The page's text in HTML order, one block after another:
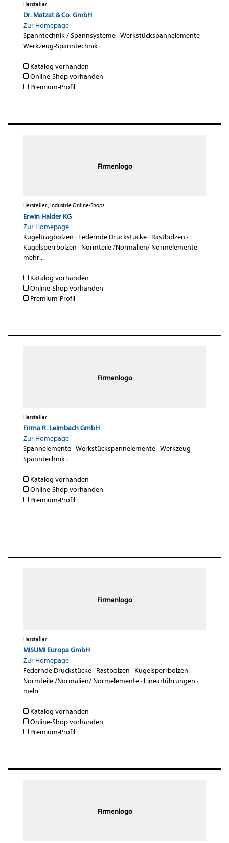
Hersteller
Dr. Matzat & Co. GmbH
Zur Homepage
Spanntechnik / Spannsysteme·Werkstückspannelemente·
Werkzeug-Spanntechnik·
Katalog vorhanden
Online-Shop vorhanden
Premium-Profil
Firmenlogo
Hersteller , Industrie Online-Shops
Erwin Halder KG
Zur Homepage
Kugeltragbolzen · Federnde Druckstücke· Rastbolzen ·
Kugelsperrbolzen · Normteile /Normalien/ Normelemente·
mehr...
Katalog vorhanden
Online-Shop vorhanden
Premium-Profil
Firmenlogo
Hersteller
Firma R. Leimbach GmbH
Zur Homepage
Spannelemente·Werkstückspannelemente·Werkzeug-
Spanntechnik·
Katalog vorhanden
Online-Shop vorhanden
Premium-Profil
Firmenlogo
Hersteller
MISUMI Europa GmbH
Zur Homepage
Federnde Druckstücke· Rastbolzen · Kugelsperrbolzen ·
Normteile /Normalien/ Normelemente· Linearführungen ·
mehr...
Katalog vorhanden
Online-Shop vorhanden
Premium-Profil
Firmenlogo